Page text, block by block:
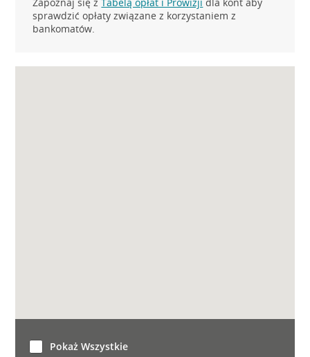
sprawdzić opłaty związane z korzystaniem z
bankomatów.
Pokaż Wszystkie